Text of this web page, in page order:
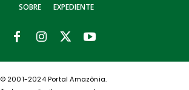
SOBRE EXPEDIENTE
© 2001-2024 Portal Amazônia.